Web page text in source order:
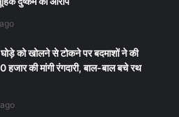
को खोलने से टोकने पर बदमाशों ने की
हजार की मांगी रंगदारी, बाल-बाल बचे रथ
ago